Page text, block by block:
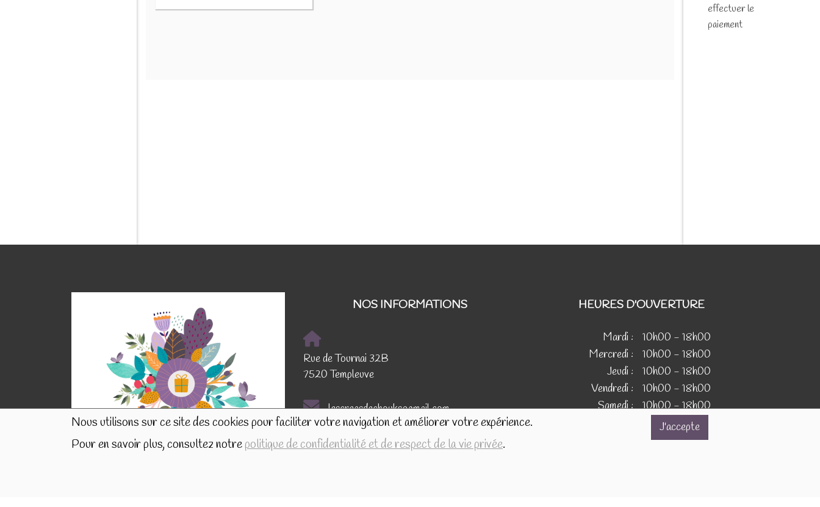
Nous utilisons sur ce site des cookies pour faciliter votre navigation et améliorer votre expérience.
Pour en savoir plus, consultez notrepolitique de confidentialité et de respect de la vie privée.
J'accepte
effectuer le
paiement
NOS INFORMATIONS
Rue de Tournai 32B
7520 Templeuve
lescreasdechouks@gmail.com
+32.497.16.16.82
HEURES D'OUVERTURE
Mardi :
10h00 - 18h00
Mercredi :
10h00 - 18h00
Jeudi :
10h00 - 18h00
Vendredi :
10h00 - 18h00
Samedi : 10h00 - 18h00